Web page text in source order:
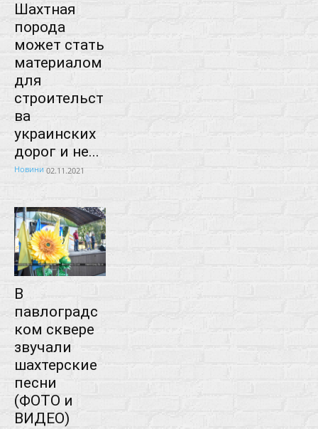
Шахтная
порода
может стать
материалом
для
строительст
ва
украинских
дорог и не...
Новини 02.11.2021
В
павлоградс
ком сквере
звучали
шахтерские
песни
(ФОТО и
ВИДЕО)